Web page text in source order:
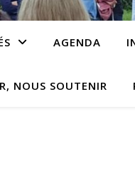
AGENDA
NOUS SOUTENIR